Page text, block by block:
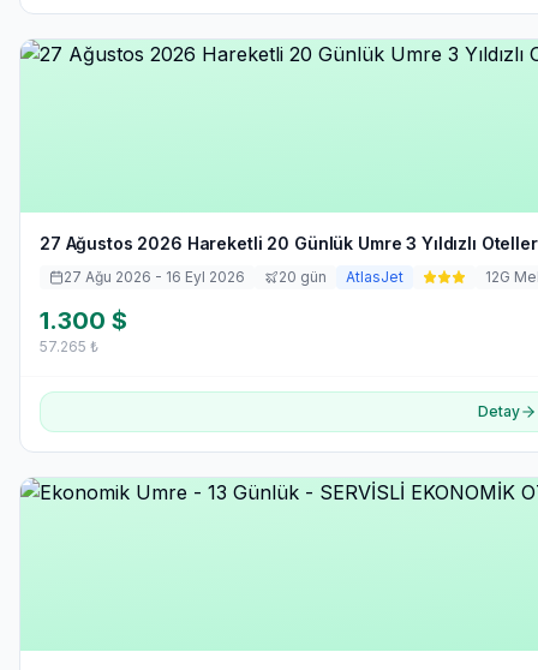
27 Ağustos 2026 Hareketli 20 Günlük Umre 3 Yıldızlı
27 Ağu 2026 - 16 Eyl 2026 20 gün AtlasJet 12G
1.300 $
57.265 ₺
Detay